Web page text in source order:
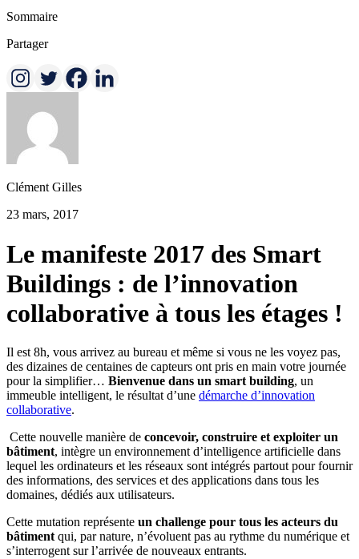
Sommaire
Partager
Clément Gilles
23 mars, 2017
Le manifeste 2017 des Smart
Buildings : de l’innovation
collaborative à tous les étages !
Il est 8h, vous arrivez au bureau et même si vous ne les voyez pas,
des dizaines de centaines de capteurs ont pris en main votre journée
pour la simplifier… Bienvenue dans un smart building, un
immeuble intelligent, le résultat d’une démarche d’innovation
collaborative.
Cette nouvelle manière de concevoir, construire et exploiter un
bâtiment, intègre un environnement d’intelligence artificielle dans
lequel les ordinateurs et les réseaux sont intégrés partout pour fournir
des informations, des services et des applications dans tous les
domaines, dédiés aux utilisateurs.
Cette mutation représente un challenge pour tous les acteurs du
bâtiment qui, par nature, n’évoluent pas au rythme du numérique et
s’interrogent sur l’arrivée de nouveaux entrants.